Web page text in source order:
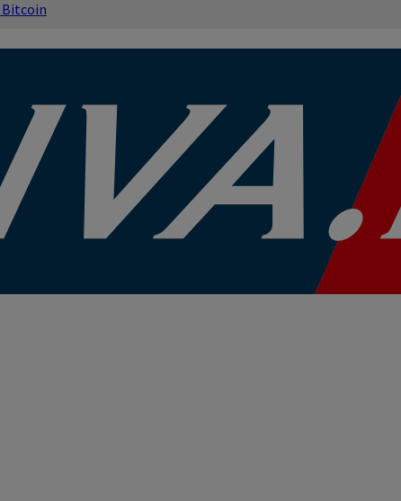
Bitcoin